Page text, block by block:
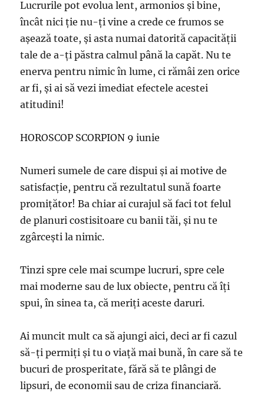
Lucrurile pot evolua lent, armonios şi bine,
încât nici ţie nu-ţi vine a crede ce frumos se
aşează toate, şi asta numai datorită capacităţii
tale de a-ţi păstra calmul până la capăt. Nu te
enerva pentru nimic în lume, ci rămâi zen orice
ar fi, şi ai să vezi imediat efectele acestei
atitudini!
HOROSCOP SCORPION 9 iunie
Numeri sumele de care dispui şi ai motive de
satisfacţie, pentru că rezultatul sună foarte
promiţător! Ba chiar ai curajul să faci tot felul
de planuri costisitoare cu banii tăi, şi nu te
zgârceşti la nimic.
Tinzi spre cele mai scumpe lucruri, spre cele
mai moderne sau de lux obiecte, pentru că îţi
spui, în sinea ta, că meriţi aceste daruri.
Ai muncit mult ca să ajungi aici, deci ar fi cazul
să-ţi permiţi şi tu o viaţă mai bună, în care să te
bucuri de prosperitate, fără să te plângi de
lipsuri, de economii sau de criza financiară.